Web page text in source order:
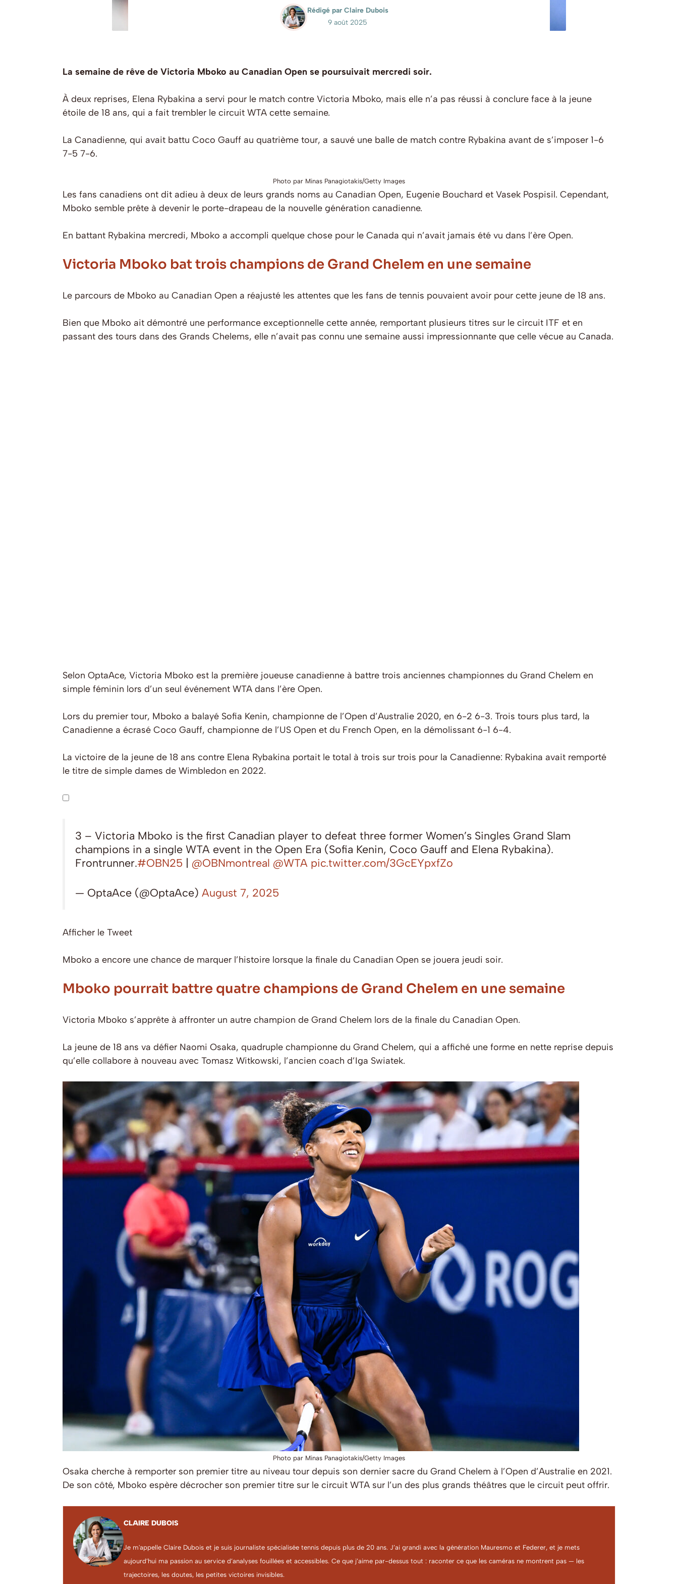
Rédigé par Claire Dubois
9 août 2025
La semaine de rêve de Victoria Mboko au Canadian Open se poursuivait mercredi soir.
À deux reprises, Elena Rybakina a servi pour le match contre Victoria Mboko, mais elle n’a pas réussi à conclure face à la jeune
étoile de 18 ans, qui a fait trembler le circuit WTA cette semaine.
La Canadienne, qui avait battu Coco Gauff au quatrième tour, a sauvé une balle de match contre Rybakina avant de s’imposer 1-6
7-5 7-6.
Photo par Minas Panagiotakis/Getty Images
Les fans canadiens ont dit adieu à deux de leurs grands noms au Canadian Open, Eugenie Bouchard et Vasek Pospisil. Cependant,
Mboko semble prête à devenir le porte-drapeau de la nouvelle génération canadienne.
En battant Rybakina mercredi, Mboko a accompli quelque chose pour le Canada qui n’avait jamais été vu dans l’ère Open.
Victoria Mboko bat trois champions de Grand Chelem en une semaine
Le parcours de Mboko au Canadian Open a réajusté les attentes que les fans de tennis pouvaient avoir pour cette jeune de 18 ans.
Bien que Mboko ait démontré une performance exceptionnelle cette année, remportant plusieurs titres sur le circuit ITF et en
passant des tours dans des Grands Chelems, elle n’avait pas connu une semaine aussi impressionnante que celle vécue au Canada.
Selon OptaAce, Victoria Mboko est la première joueuse canadienne à battre trois anciennes championnes du Grand Chelem en
simple féminin lors d’un seul événement WTA dans l’ère Open.
Lors du premier tour, Mboko a balayé Sofia Kenin, championne de l’Open d’Australie 2020, en 6-2 6-3. Trois tours plus tard, la
Canadienne a écrasé Coco Gauff, championne de l’US Open et du French Open, en la démolissant 6-1 6-4.
La victoire de la jeune de 18 ans contre Elena Rybakina portait le total à trois sur trois pour la Canadienne: Rybakina avait remporté
le titre de simple dames de Wimbledon en 2022.
3 – Victoria Mboko is the first Canadian player to defeat three former Women’s Singles Grand Slam
champions in a single WTA event in the Open Era (Sofia Kenin, Coco Gauff and Elena Rybakina).
Frontrunner.#OBN25 | @OBNmontreal @WTA pic.twitter.com/3GcEYpxfZo
— OptaAce (@OptaAce) August 7, 2025
Afficher le Tweet
Mboko a encore une chance de marquer l’histoire lorsque la finale du Canadian Open se jouera jeudi soir.
Mboko pourrait battre quatre champions de Grand Chelem en une semaine
Victoria Mboko s’apprête à affronter un autre champion de Grand Chelem lors de la finale du Canadian Open.
La jeune de 18 ans va défier Naomi Osaka, quadruple championne du Grand Chelem, qui a affiché une forme en nette reprise depuis
qu’elle collabore à nouveau avec Tomasz Witkowski, l’ancien coach d’Iga Swiatek.
Photo par Minas Panagiotakis/Getty Images
Osaka cherche à remporter son premier titre au niveau tour depuis son dernier sacre du Grand Chelem à l’Open d’Australie en 2021.
De son côté, Mboko espère décrocher son premier titre sur le circuit WTA sur l’un des plus grands théâtres que le circuit peut offrir.
CLAIRE DUBOIS
Je m'appelle Claire Dubois et je suis journaliste spécialisée tennis depuis plus de 20 ans. J’ai grandi avec la génération Mauresmo et Federer, et je mets
aujourd’hui ma passion au service d’analyses fouillées et accessibles. Ce que j’aime par-dessus tout : raconter ce que les caméras ne montrent pas — les
trajectoires, les doutes, les petites victoires invisibles.